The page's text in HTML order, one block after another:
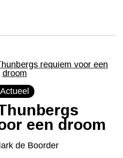
Actueel
een droom
de Boorder